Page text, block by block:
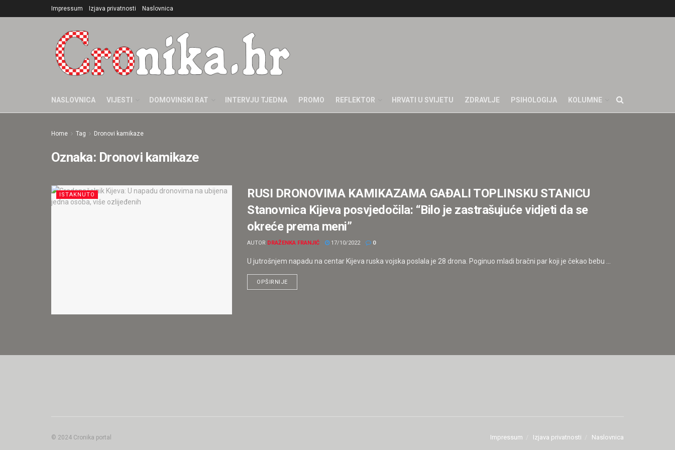
Impressum Izjava privatnosti Naslovnica
NASLOVNICA VIJESTI DOMOVINSKI RAT INTERVJU TJEDNA PROMO REFLEKTOR HRVATI U SVIJETU ZDRAVLJE PSIHOLOGIJA KOLUMNE
Home Tag Dronovi kamikaze
Oznaka: Dronovi kamikaze
ISTAKNUTO
RUSI DRONOVIMA KAMIKAZAMA GAĐALI TOPLINSKU STANICU
Stanovnica Kijeva posvjedočila: “Bilo je zastrašujuće vidjeti da se
okreće prema meni”
AUTOR DRAŽENKA FRANJIĆ 17/10/2022 0
U jutrošnjem napadu na centar Kijeva ruska vojska poslala je 28 drona. Poginuo mladi bračni par koji je čekao bebu ...
OPŠIRNIJE
Impressum Izjava privatnosti Naslovnica
© 2024 Cronika portal